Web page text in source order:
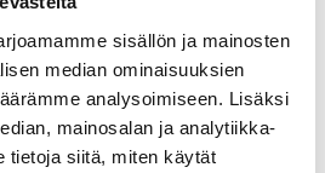
sisällön ja mainosten
median ominaisuuksien
analysoimiseen. Lisäksi
mainosalan ja analytiikka-
tietoja siitä, miten käytät